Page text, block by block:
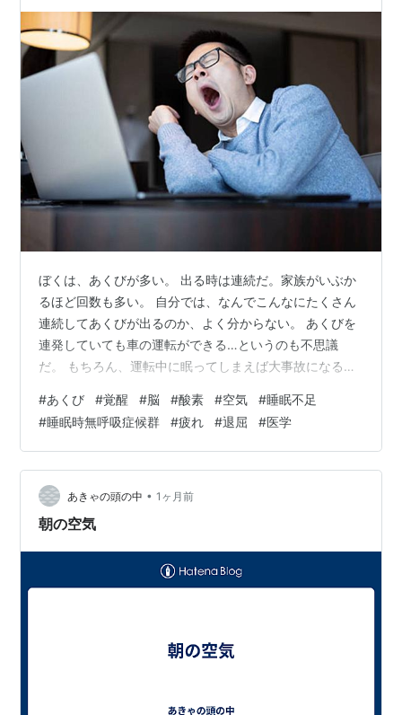
ぼくは、あくびが多い。 出る時は連続だ。家族がいぶか
るほど回数も多い。 自分では、なんでこんなにたくさん
連続してあくびが出るのか、よく分からない。 あくびを
連発していても車の運転ができる…というのも不思議
だ。 もちろん、運転中に眠ってしまえば大事故になるか
状態でも、ある程度の覚醒があるというのが不思議だ。
ネットにも、あくびが多い原因については、色々記事が
載っている。 やっぱりそうかと思うものもあるが、自分
がそのどれに当たるのかが分からない。 それに、なぜあ
くびが出るかについて、医学的によく分かってないこと
が多いのだ。 有力な説は、次の二つだ…
#あくび #覚醒 #脳 #酸素 #空気 #睡眠不足
#睡眠時無呼吸症候群 #疲れ #退屈 #医学
あきゃの頭の中 • 1ヶ月前
朝の空気